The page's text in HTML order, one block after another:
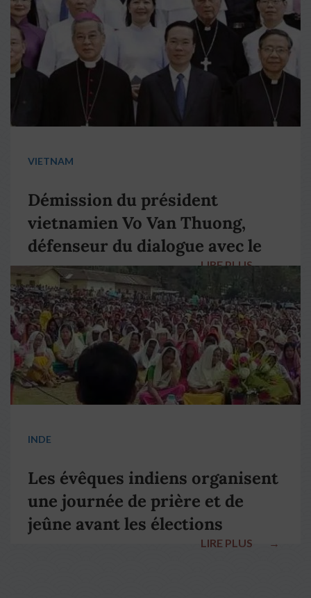
VIETNAM
Démission du président
vietnamien Vo Van Thuong,
défenseur du dialogue avec le
pape François
LIRE PLUS →
INDE
Les évêques indiens organisent
une journée de prière et de
jeûne avant les élections
LIRE PLUS →